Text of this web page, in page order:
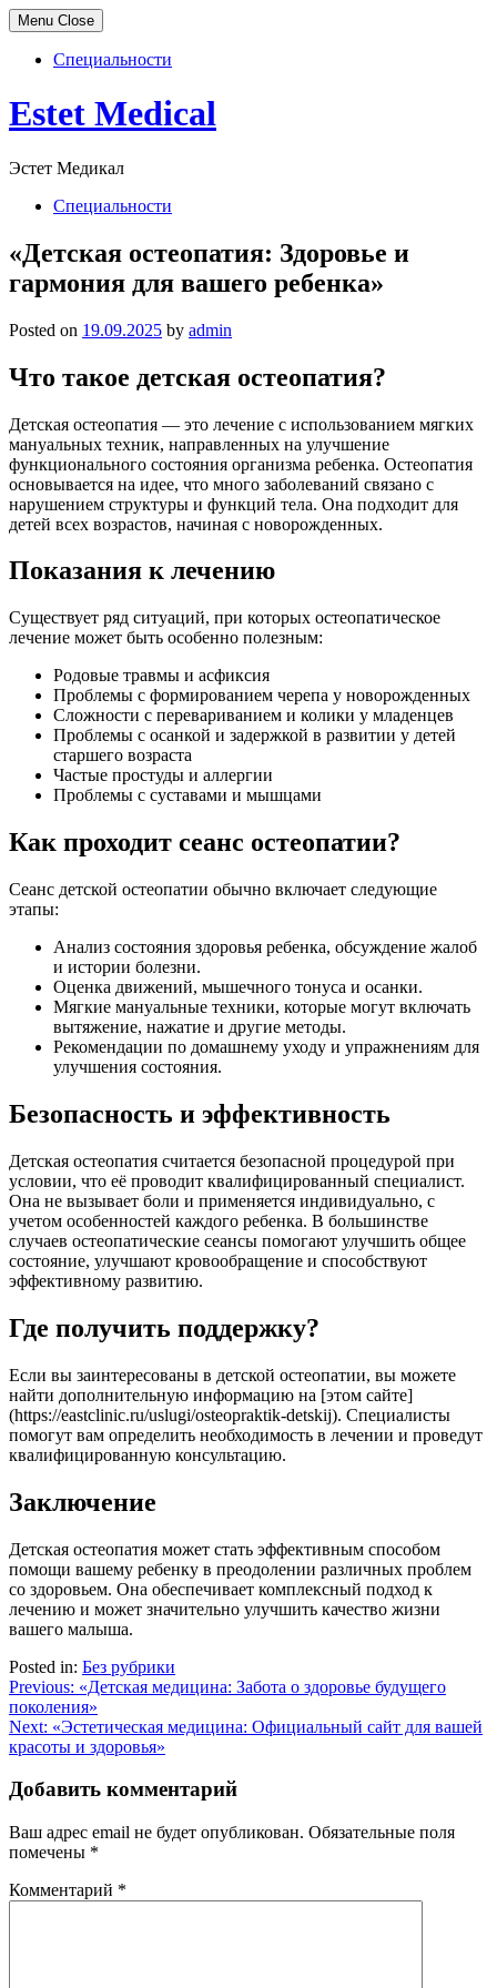
Menu Close
Специальности
Skip
to
Estet Medical
Эстет Медикал
Специальности
«Детская остеопатия: Здоровье и
гармония для вашего ребенка»
Posted on 19.09.2025 by admin
Что такое детская остеопатия?
Детская остеопатия — это лечение с использованием мягких
мануальных техник, направленных на улучшение
функционального состояния организма ребенка. Остеопатия
основывается на идее, что много заболеваний связано с
нарушением структуры и функций тела. Она подходит для
детей всех возрастов, начиная с новорожденных.
Показания к лечению
Существует ряд ситуаций, при которых остеопатическое
лечение может быть особенно полезным:
Родовые травмы и асфиксия
Проблемы с формированием черепа у новорожденных
Сложности с перевариванием и колики у младенцев
Проблемы с осанкой и задержкой в развитии у детей
старшего возраста
Частые простуды и аллергии
Проблемы с суставами и мышцами
Как проходит сеанс остеопатии?
Сеанс детской остеопатии обычно включает следующие
этапы:
Анализ состояния здоровья ребенка, обсуждение жалоб
и истории болезни.
Оценка движений, мышечного тонуса и осанки.
Мягкие мануальные техники, которые могут включать
вытяжение, нажатие и другие методы.
Рекомендации по домашнему уходу и упражнениям для
улучшения состояния.
Безопасность и эффективность
Детская остеопатия считается безопасной процедурой при
условии, что её проводит квалифицированный специалист.
Она не вызывает боли и применяется индивидуально, с
учетом особенностей каждого ребенка. В большинстве
случаев остеопатические сеансы помогают улучшить общее
состояние, улучшают кровообращение и способствуют
эффективному развитию.
Где получить поддержку?
Если вы заинтересованы в детской остеопатии, вы можете
найти дополнительную информацию на [этом сайте]
(https://eastclinic.ru/uslugi/osteopraktik-detskij). Специалисты
помогут вам определить необходимость в лечении и проведут
квалифицированную консультацию.
Заключение
Детская остеопатия может стать эффективным способом
помощи вашему ребенку в преодолении различных проблем
со здоровьем. Она обеспечивает комплексный подход к
лечению и может значительно улучшить качество жизни
вашего малыша.
Posted in: Без рубрики
Навигация
по
записям
Previous: «Детская медицина: Забота о здоровье будущего
поколения»
Next: «Эстетическая медицина: Официальный сайт для вашей
красоты и здоровья»
Добавить комментарий
Ваш адрес email не будет опубликован. Обязательные поля
помечены *
Комментарий *